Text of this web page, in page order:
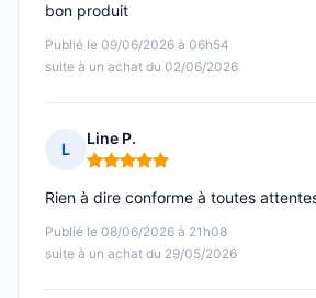
Publié le 09/06/2026 à 06h54
suite à un achat du 02/06/2026
bon produit
L
Line P.
Note : 5 sur 5
Publié le 08/06/2026 à 21h08
suite à un achat du 29/05/2026
Rien à dire conforme à toutes